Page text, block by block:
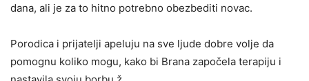
dana, ali je za to hitno potrebno obezbediti novac.
Porodica i prijatelji apeluju na sve ljude dobre volje da
pomognu koliko mogu, kako bi Brana započela terapiju i